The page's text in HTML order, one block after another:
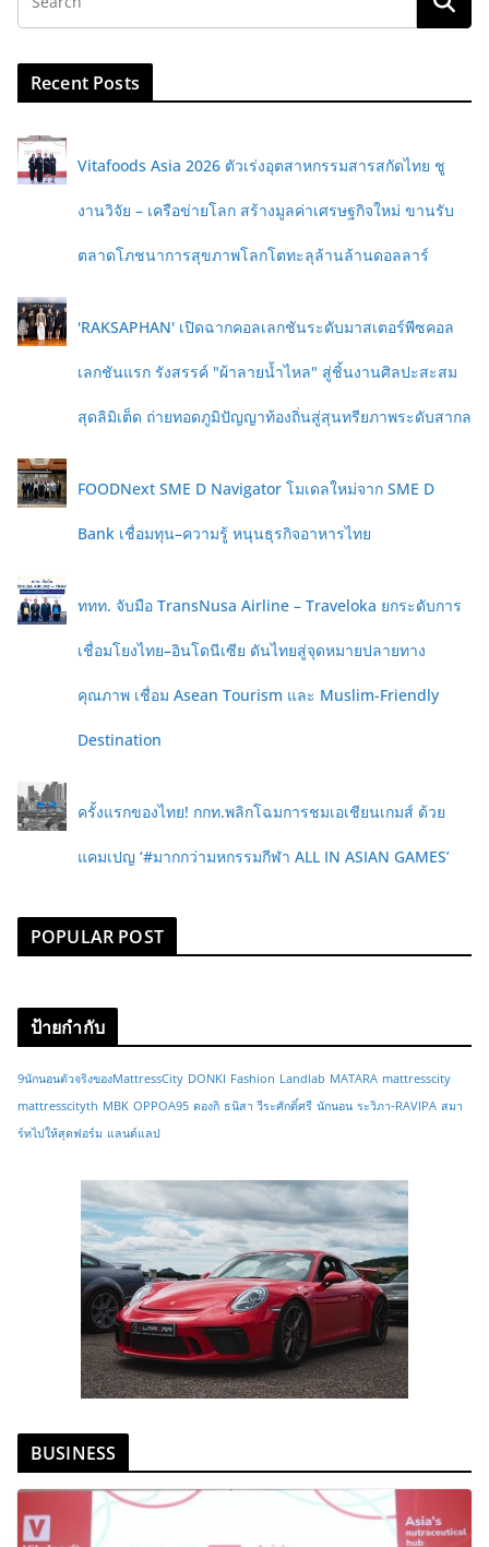
Recent Posts
Vitafoods Asia 2026 ตัวเร่งอุตสาหกรรมสารสกัดไทย ชู
งานวิจัย – เครือข่ายโลก สร้างมูลค่าเศรษฐกิจใหม่ ขานรับ
ตลาดโภชนาการสุขภาพโลกโตทะลุล้านล้านดอลลาร์
'RAKSAPHAN' เปิดฉากคอลเลกชันระดับมาสเตอร์พีซคอล
เลกชันแรก รังสรรค์ "ผ้าลายน้ำไหล" สู่ชิ้นงานศิลปะสะสม
สุดลิมิเต็ด ถ่ายทอดภูมิปัญญาท้องถิ่นสู่สุนทรียภาพระดับสากล
FOODNext SME D Navigator โมเดลใหม่จาก SME D
Bank เชื่อมทุน–ความรู้ หนุนธุรกิจอาหารไทย
ททท. จับมือ TransNusa Airline – Traveloka ยกระดับการ
เชื่อมโยงไทย–อินโดนีเซีย ดันไทยสู่จุดหมายปลายทาง
คุณภาพ เชื่อม Asean Tourism และ Muslim-Friendly
Destination
ครั้งแรกของไทย! กกท.พลิกโฉมการชมเอเชียนเกมส์ ด้วย
แคมเปญ ‘#มากกว่ามหกรรมกีฬา ALL IN ASIAN GAMES’
POPULAR POST
ป้ายกำกับ
9นักนอนตัวจริงของMattressCity DONKI Fashion Landlab MATARA mattresscity
mattresscityth MBK OPPOA95 ดองกิ ธนิสา วีระศักดิ์ศรี นักนอน ระวิภา-RAVIPA สมา
ร์ทไปให้สุดฟอร์ม แลนด์แลป
BUSINESS